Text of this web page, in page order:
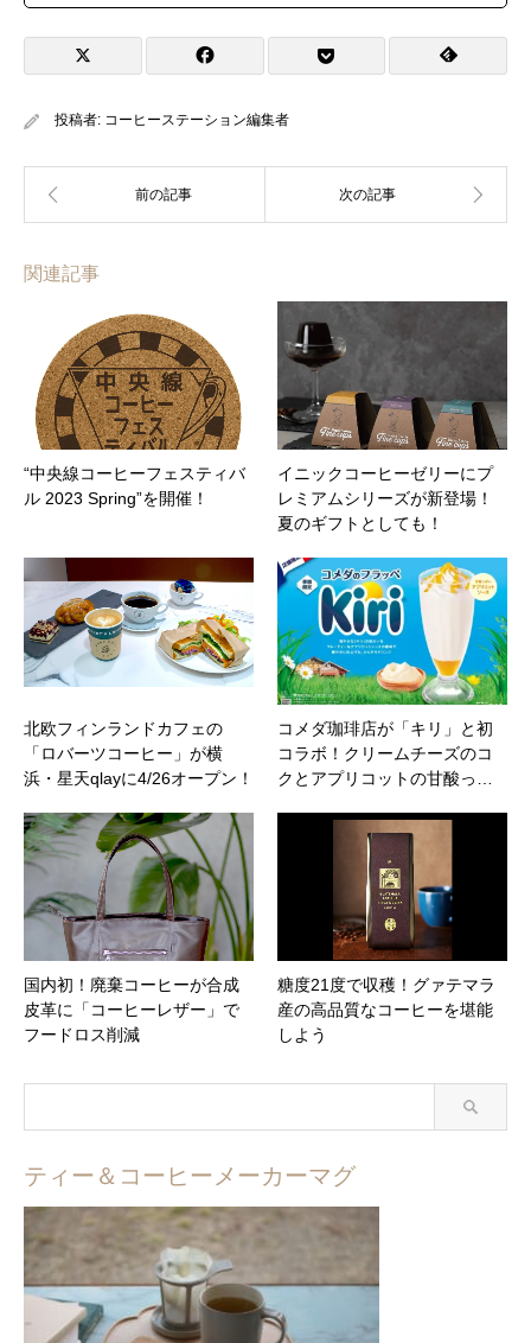
投稿者: コーヒーステーション編集者
関連記事
“中央線コーヒーフェスティバ
ル 2023 Spring”を開催！
イニックコーヒーゼリーにプ
レミアムシリーズが新登場！
夏のギフトとしても！
北欧フィンランドカフェの
「ロバーツコーヒー」が横
浜・星天qlayに4/26オープン！
コメダ珈琲店が「キリ」と初
コラボ！クリームチーズのコ
クとアプリコットの甘酸っ…
国内初！廃棄コーヒーが合成
皮革に「コーヒーレザー」で
フードロス削減
糖度21度で収穫！グァテマラ
産の高品質なコーヒーを堪能
しよう
ティー＆コーヒーメーカーマグ